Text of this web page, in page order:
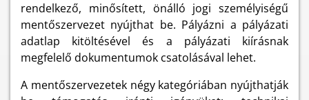
rendelkező, minősített, önálló jogi személyiségű
mentőszervezet nyújthat be. Pályázni a pályázati
adatlap kitöltésével és a pályázati kiírásnak
megfelelő dokumentumok csatolásával lehet.
A mentőszervezetek négy kategóriában nyújthatják